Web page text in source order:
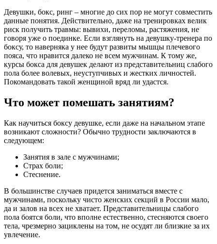
Девушки, бокс, ринг – многие до сих пор не могут совместить
данные понятия. Действительно, даже на тренировках велик
риск получить травмы: вывихи, переломы, растяжения, не
говоря уже о поединке. Если взглянуть на девушку-тренера по
боксу, то наверняка у нее будут развиты мышцы плечевого
пояса, что нравится далеко не всем мужчинам. К тому же,
курсы бокса для девушек делают из представительниц слабого
пола более волевых, неуступчивых и жестких личностей.
Покомандовать такой женщиной вряд ли удастся.
Что может помешать занятиям?
Как научиться боксу девушке, если даже на начальном этапе
возникают сложности? Обычно трудности заключаются в
следующем:
Занятия в зале с мужчинами;
Страх боли;
Стеснение.
В большинстве случаев придется заниматься вместе с
мужчинами, поскольку чисто женских секций в России мало,
да и залов на всех не хватает. Представительницы слабого
пола боятся боли, что вполне естественно, стесняются своего
тела, чрезмерно зациклены на том, не осудят ли близкие за их
увлечение.